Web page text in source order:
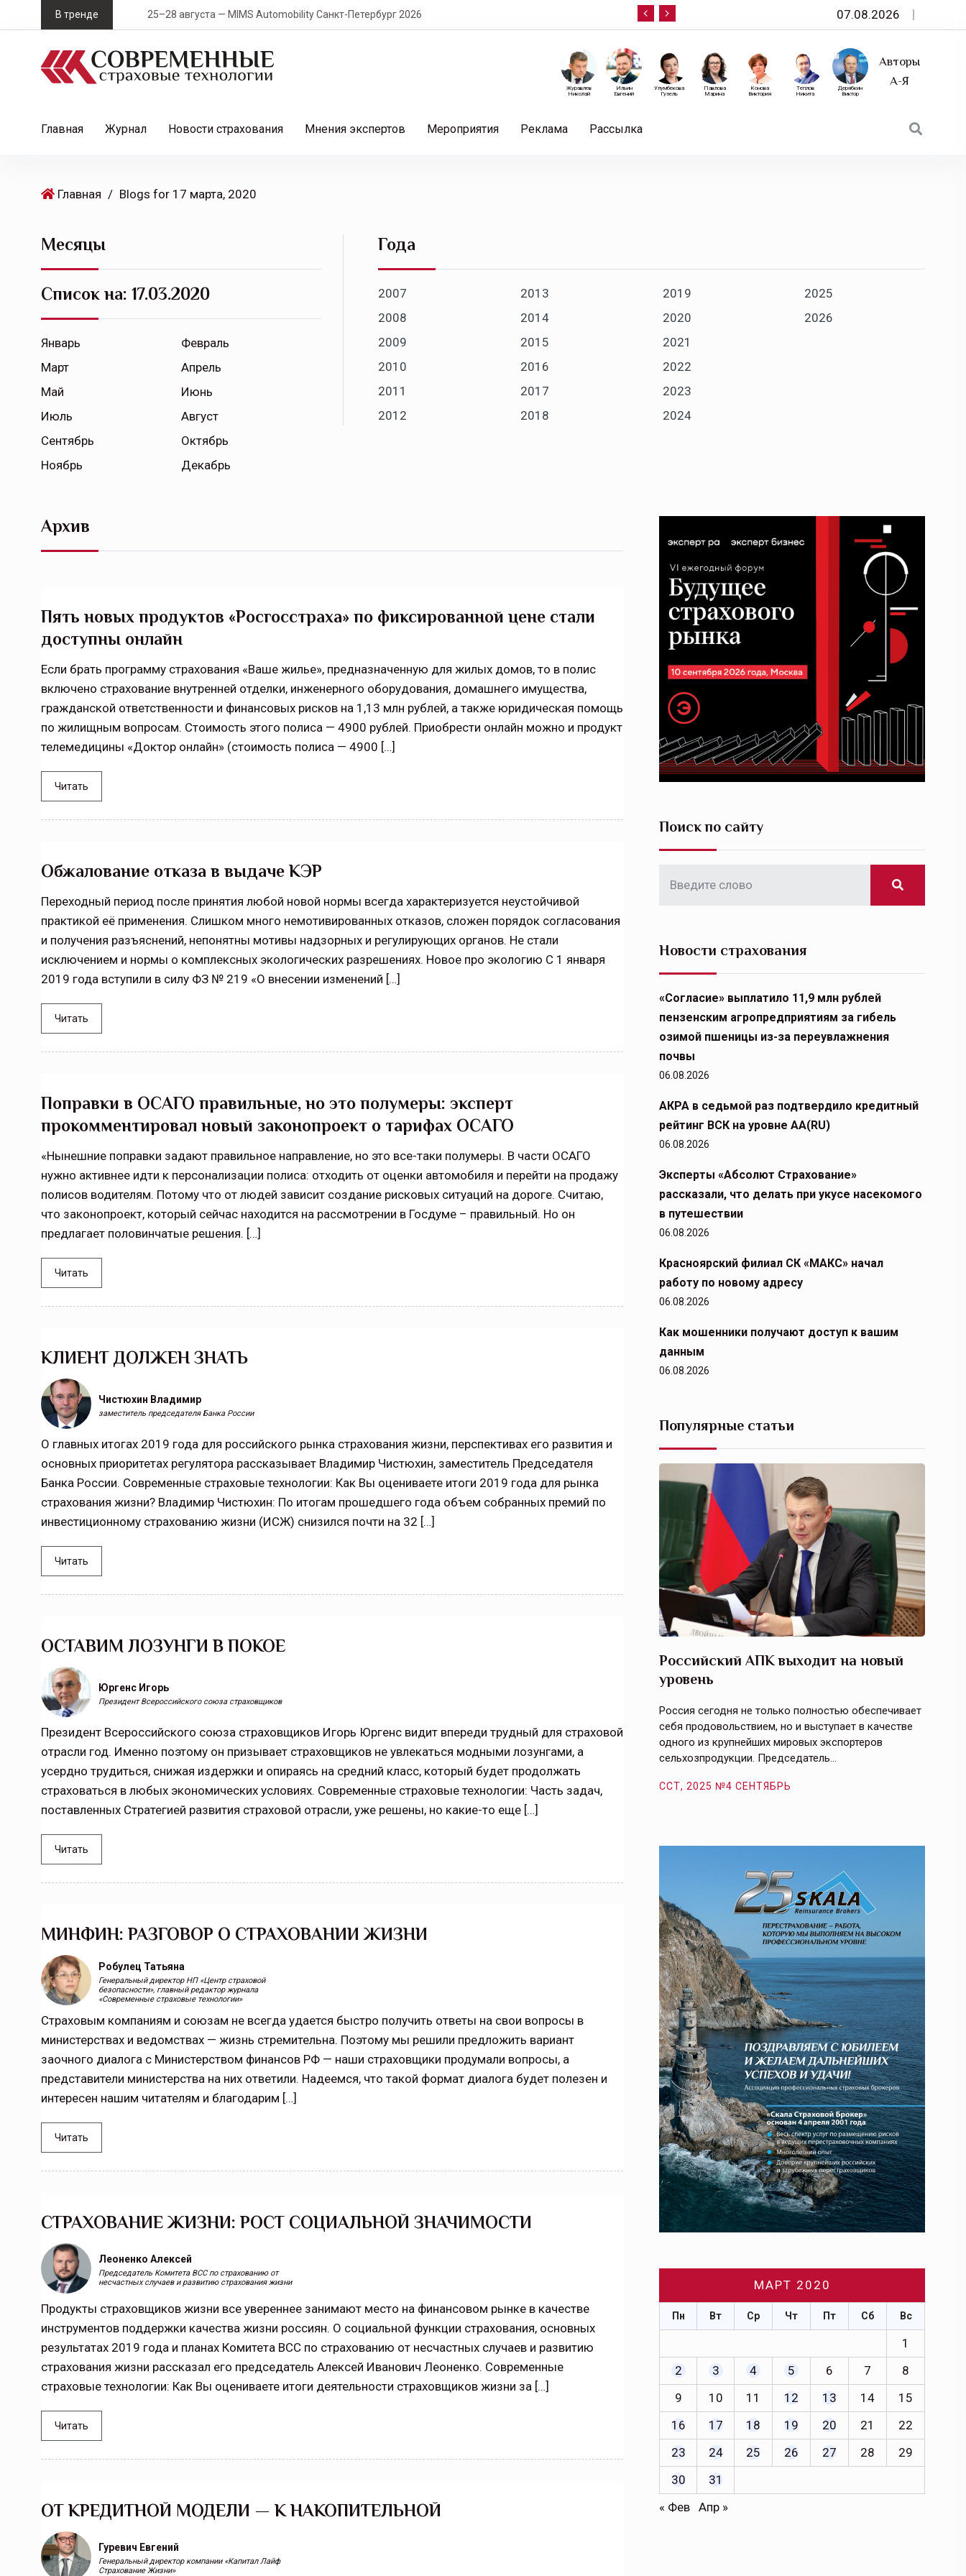
k
В тренде 25–28 августа — MIMS Automobility Санкт-Петербург 2026 10 сентября — «Эксперт РА» приглашает на
07.08.2026
Авторы
А-Я
Дерябкин
Виктор
Теплов
Никита
Конова
Виктория
Павлова
Марина
Улумбекова
Гузель
Ильин
Евгений
Журавлев
Николай
Главная Журнал Новости страхования Мнения экспертов Мероприятия Реклама Рассылка
Главная / Blogs for 17 марта, 2020
Месяцы
Список на: 17.03.2020
Январь
Февраль
Март
Апрель
Май
Июнь
Июль
Август
Сентябрь
Октябрь
Ноябрь
Декабрь
Года
2007
2008
2009
2010
2011
2012
2013
2014
2015
2016
2017
2018
2019
2020
2021
2022
2023
2024
2025
2026
Архив
Пять новых продуктов «Росгосстраха» по фиксированной цене стали
доступны онлайн
Если брать программу страхования «Ваше жилье», предназначенную для жилых домов, то в полис
включено страхование внутренней отделки, инженерного оборудования, домашнего имущества,
гражданской ответственности и финансовых рисков на 1,13 млн рублей, а также юридическая помощь
по жилищным вопросам. Стоимость этого полиса — 4900 рублей. Приобрести онлайн можно и продукт
телемедицины «Доктор онлайн» (стоимость полиса — 4900 […]
Читать
Обжалование отказа в выдаче КЭР
Переходный период после принятия любой новой нормы всегда характеризуется неустойчивой
практикой её применения. Слишком много немотивированных отказов, сложен порядок согласования
и получения разъяснений, непонятны мотивы надзорных и регулирующих органов. Не стали
исключением и нормы о комплексных экологических разрешениях. Новое про экологию С 1 января
2019 года вступили в силу ФЗ № 219 «О внесении изменений […]
Читать
Поправки в ОСАГО правильные, но это полумеры: эксперт
прокомментировал новый законопроект о тарифах ОСАГО
«Нынешние поправки задают правильное направление, но это все-таки полумеры. В части ОСАГО
нужно активнее идти к персонализации полиса: отходить от оценки автомобиля и перейти на продажу
полисов водителям. Потому что от людей зависит создание рисковых ситуаций на дороге. Считаю,
что законопроект, который сейчас находится на рассмотрении в Госдуме – правильный. Но он
предлагает половинчатые решения. […]
Читать
КЛИЕНТ ДОЛЖЕН ЗНАТЬ
Чистюхин Владимир
заместитель председателя Банка России
О главных итогах 2019 года для российского рынка страхования жизни, перспективах его развития и
основных приоритетах регулятора рассказывает Владимир Чистюхин, заместитель Председателя
Банка России. Современные страховые технологии: Как Вы оцениваете итоги 2019 года для рынка
страхования жизни? Владимир Чистюхин: По итогам прошедшего года объем собранных премий по
инвестиционному страхованию жизни (ИСЖ) снизился почти на 32 […]
Читать
ОСТАВИМ ЛОЗУНГИ В ПОКОЕ
Юргенс Игорь
Президент Всероссийского союза страховщиков
Президент Всероссийского союза страховщиков Игорь Юргенс видит впереди трудный для страховой
отрасли год. Именно поэтому он призывает страховщиков не увлекаться модными лозунгами, а
усердно трудиться, снижая издержки и опираясь на средний класс, который будет продолжать
страховаться в любых экономических условиях. Современные страховые технологии: Часть задач,
поставленных Стратегией развития страховой отрасли, уже решены, но какие-то еще […]
Читать
МИНФИН: РАЗГОВОР О СТРАХОВАНИИ ЖИЗНИ
Робулец Татьяна
Генеральный директор НП «Центр страховой
безопасности», главный редактор журнала
«Современные страховые технологии»
Страховым компаниям и союзам не всегда удается быстро получить ответы на свои вопросы в
министерствах и ведомствах — жизнь стремительна. Поэтому мы решили предложить вариант
заочного диалога с Министерством финансов РФ — наши страховщики продумали вопросы, а
представители министерства на них ответили. Надеемся, что такой формат диалога будет полезен и
интересен нашим читателям и благодарим […]
Читать
СТРАХОВАНИЕ ЖИЗНИ: РОСТ СОЦИАЛЬНОЙ ЗНАЧИМОСТИ
Леоненко Алексей
Председатель Комитета ВСС по страхованию от
несчастных случаев и развитию страхования жизни
Продукты страховщиков жизни все увереннее занимают место на финансовом рынке в качестве
инструментов поддержки качества жизни россиян. О социальной функции страхования, основных
результатах 2019 года и планах Комитета ВСС по страхованию от несчастных случаев и развитию
страхования жизни рассказал его председатель Алексей Иванович Леоненко. Современные
страховые технологии: Как Вы оцениваете итоги деятельности страховщиков жизни за […]
Читать
ОТ КРЕДИТНОЙ МОДЕЛИ — К НАКОПИТЕЛЬНОЙ
Гуревич Евгений
Генеральный директор компании «Капитал Лайф
Страхование Жизни»
Поиск по сайту
Новости страхования
«Согласие» выплатило 11,9 млн рублей
пензенским агропредприятиям за гибель
озимой пшеницы из-за переувлажнения
почвы
06.08.2026
АКРА в седьмой раз подтвердило кредитный
рейтинг ВСК на уровне АА(RU)
06.08.2026
Эксперты «Абсолют Страхование»
рассказали, что делать при укусе насекомого
в путешествии
06.08.2026
Красноярский филиал СК «МАКС» начал
работу по новому адресу
06.08.2026
Как мошенники получают доступ к вашим
данным
06.08.2026
Популярные статьи
Тамбовская область — не только
сельскохозяйственный регион с историческими
рискованного земледелия. Временно исполняющая
обязанности…
ССТ, 2025 №4 СЕНТЯБРЬ
областях требует точечной доработки…
ССТ, 2025 №4 СЕНТЯБРЬ
Российский АПК выходит на новый
уровень
Россия сегодня не только полностью обеспечивает
себя продовольствием, но и выступает в качестве
одного из крупнейших мировых экспортеров
сельхозпродукции. Председатель…
ССТ, 2025 №4 СЕНТЯБРЬ
МАРТ 2020
Пн Вт Ср Чт Пт Сб Вс
1
2
3 4 5 6 7
8
9
10 11 12 13 14
15
16
17 18 19 20 21
22
23
24 25 26 27 28
29
30
31
« Фев Апр »